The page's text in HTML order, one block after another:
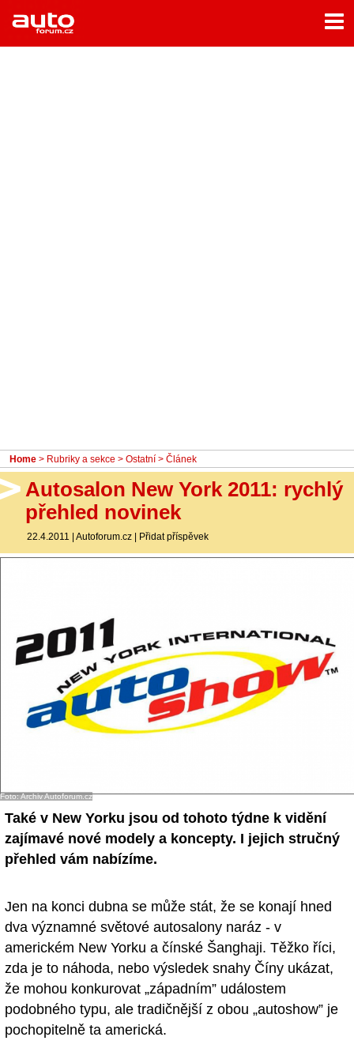
Home
Rubriky
Home > Rubriky a sekce > Ostatní > Článek
Autosalon New York 2011: rychlý
přehled novinek
22.4.2011 | Autoforum.cz | Přidat příspěvek
Foto: Archiv Autoforum.cz
Také v New Yorku jsou od tohoto týdne k vidění
zajímavé nové modely a koncepty. I jejich stručný
přehled vám nabízíme.
Jen na konci dubna se může stát, že se konají hned
dva významné světové autosalony naráz - v
americkém New Yorku a čínské Šanghaji. Těžko říci,
zda je to náhoda, nebo výsledek snahy Číny ukázat,
že mohou konkurovat „západním” událostem
podobného typu, ale tradičnější z obou „autoshow” je
pochopitelně ta americká.